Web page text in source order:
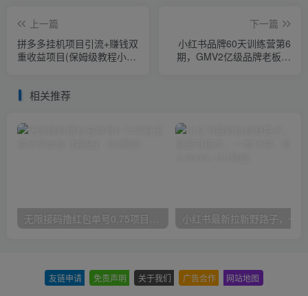
上一篇
拼多多挂机项目引流+赚钱双
重收益项目(保姆级教程小白
下一篇
小红书品牌60天训练营第6
期，GMV2亿级品牌老板都
相关推荐
无限接码撸红包单号0.75项目无偿分享给你【揭秘】
友链申请 免责声明 关于我们 广告合作 网站地图